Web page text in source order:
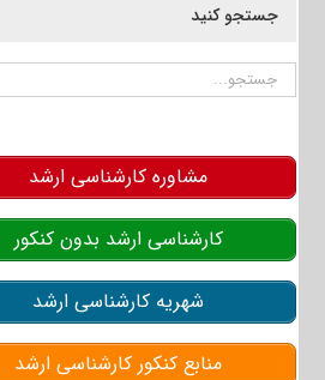
جستجو کنید
جستجو
مشاوره کارشناسی ارشد
کارشناسی ارشد بدون کنکور
شهریه کارشناسی ارشد
منابع کنکور کارشناسی ارشد